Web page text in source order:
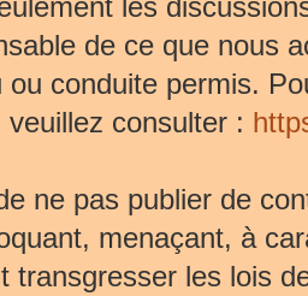
les
de ce que nous
ou conduite permis.
consulter :
ne pas publier de
menaçant, à
transgresser les lois